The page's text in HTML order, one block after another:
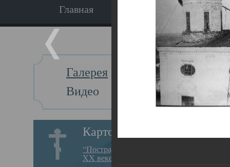
Главная Экскурсия
Галерея
Видео
Картотека
“Пострадавшие за веру в
XX веке на Севере”
Главная